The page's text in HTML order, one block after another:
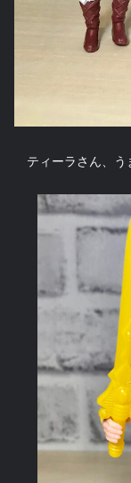
ティーラさん、う